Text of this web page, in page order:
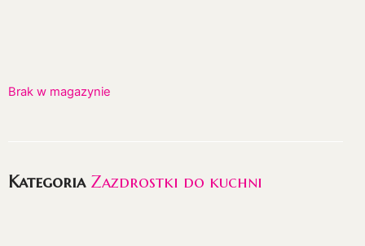
Brak w magazynie
Kategoria Zazdrostki do kuchni